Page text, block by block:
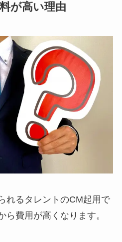
が高い理由
れるタレントのCM起用で
ら費用が高くなります。